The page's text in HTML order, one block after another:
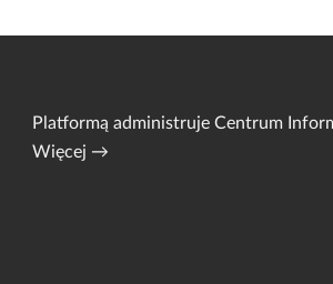
Platformą administruje Centrum
Więcej →